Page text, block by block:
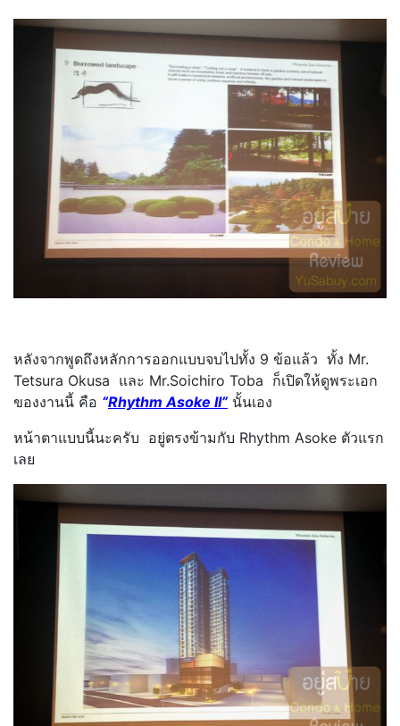
หลังจากพูดถึงหลักการออกแบบจบไปทั้ง 9 ข้อแล้ว ทั้ง Mr.
Tetsura Okusa และ Mr.Soichiro Toba ก็เปิดให้ดูพระเอก
ของงานนี้ คือ “Rhythm Asoke II” นั้นเอง
หน้าตาแบบนี้นะครับ อยู่ตรงข้ามกับ Rhythm Asoke ตัวแรก
เลย